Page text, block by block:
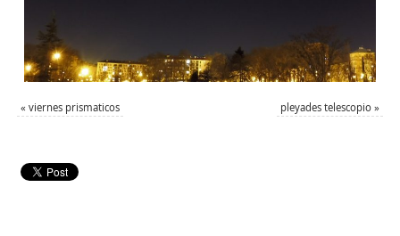
« viernes prismaticos pleyades telescopio »